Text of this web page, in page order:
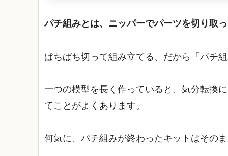
パチ組みとは、ニッパーでパーツを切り取
ぱちぱち切って組み立てる、だから「パチ
一つの模型を長く作っていると、気分転換
てことがよくあります。
何気に、パチ組みが終わったキットはその